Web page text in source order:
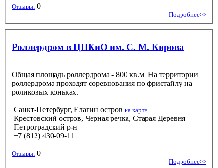
Отзывы: 0
Подробнее>>
Роллердром в ЦПКиО им. С. М. Кирова
Общая площадь роллердрома - 800 кв.м. На территории
роллердрома проходят соревнования по фристайлу на
роликовых коньках.
Санкт-Петербург, Елагин остров на карте
Крестовский остров, Черная речка, Старая Деревня
Петроградский р-н
+7 (812) 430-09-11
Отзывы: 0
Подробнее>>